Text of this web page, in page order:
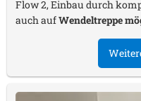
Flow 2, Einbau durch
auch aufWendeltreppe